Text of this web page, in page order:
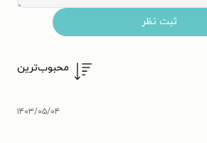
ثبت نظر
محبوب‌ترین
۱۴۰۳/۰۵/۰۴